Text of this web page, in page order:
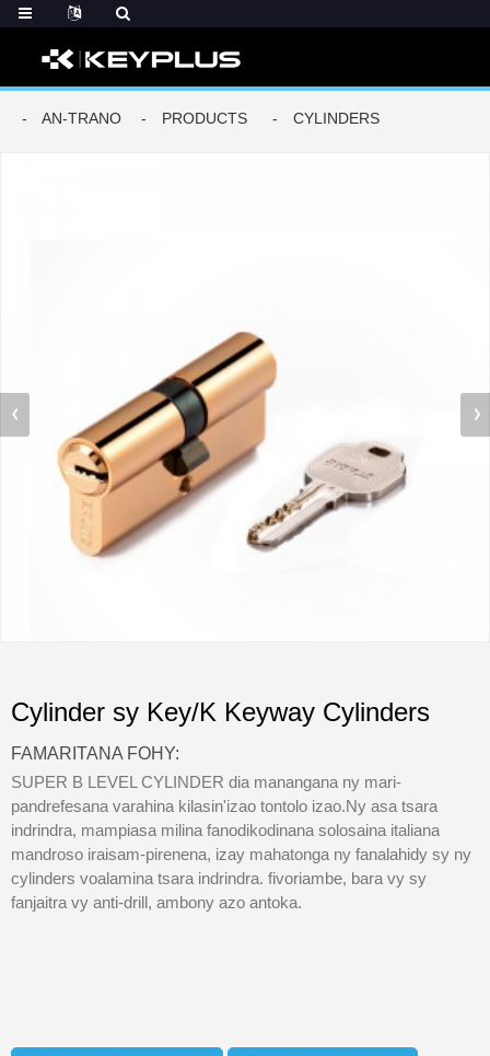
AN-TRANO PRODUCTS CYLINDERS
Cylinder sy Key/K Keyway Cylinders
FAMARITANA FOHY:
SUPER B LEVEL CYLINDER dia manangana ny mari-
pandrefesana varahina kilasin'izao tontolo izao.Ny asa tsara
indrindra, mampiasa milina fanodikodinana solosaina italiana
mandroso iraisam-pirenena, izay mahatonga ny fanalahidy sy ny
cylinders voalamina tsara indrindra. fivoriambe, bara vy sy
fanjaitra vy anti-drill, ambony azo antoka.